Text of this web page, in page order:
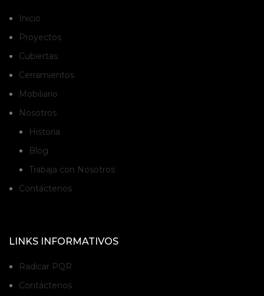
Inicio
Proyectos
Cubiertas
Cerramientos
Mobiliario
Nosotros
Historia
Blog
Trabaja con Nosotros
Contáctenos
LINKS INFORMATIVOS
Radicar PQR
Contáctenos